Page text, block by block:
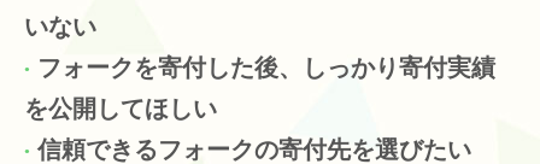
いない
フォークを寄付した後、しっかり寄付実績
を公開してほしい
信頼できるフォークの寄付先を選びたい